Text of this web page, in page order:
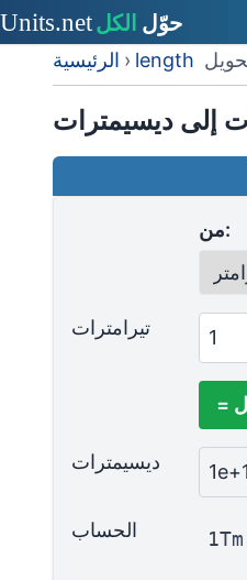
الرئيسية ›
إلى ديسيمترات
من:
تيرامترات
ديسيمترات
الحساب